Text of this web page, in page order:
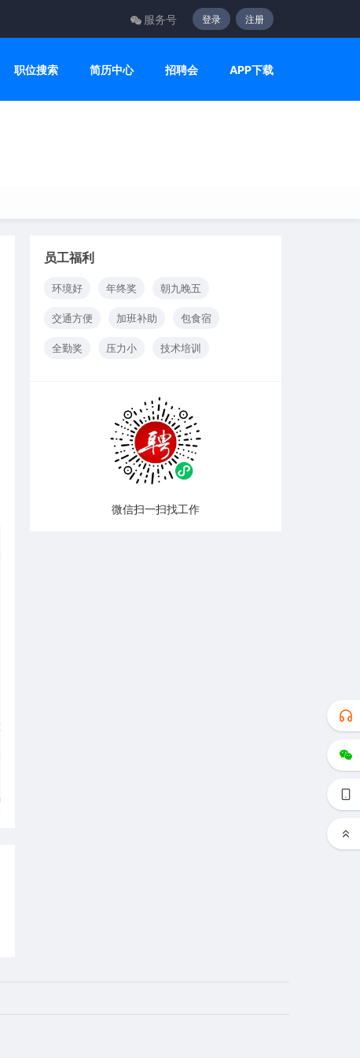
服务号 登录 注册
职位搜索 简历中心 招聘会 APP下载
员工福利
环境好 年终奖
朝九晚五
交通方便
加班补助
包食宿
全勤奖
压力小 技术培训
微信扫一扫找工作